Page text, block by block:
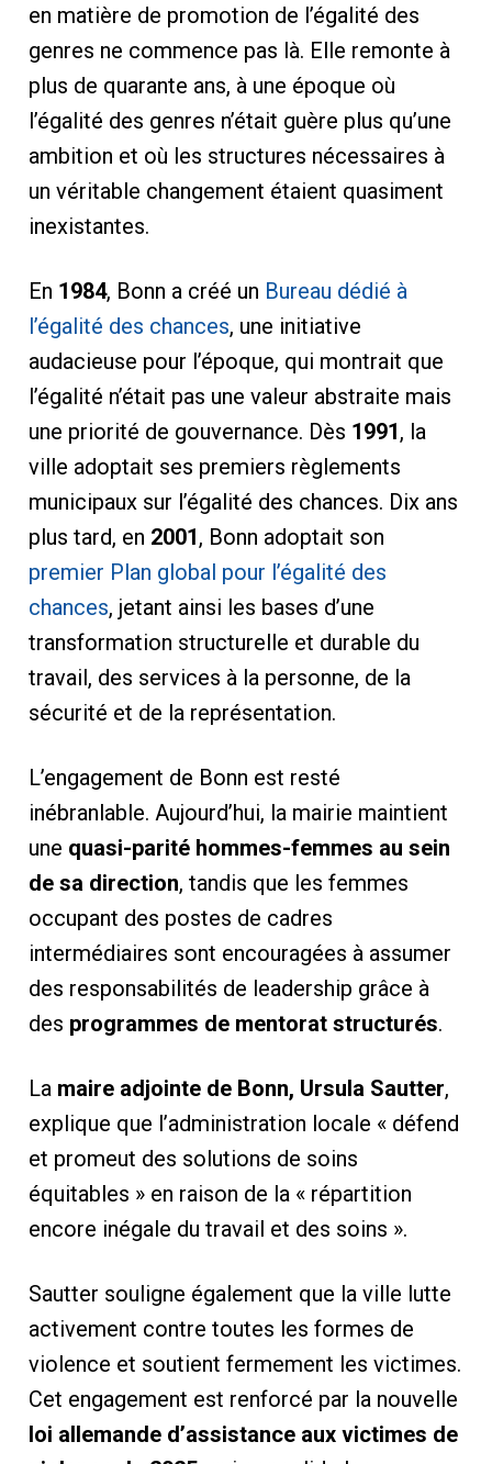
en matière de promotion de l’égalité des
genres ne commence pas là. Elle remonte à
plus de quarante ans, à une époque où
l’égalité des genres n’était guère plus qu’une
ambition et où les structures nécessaires à
un véritable changement étaient quasiment
inexistantes.
En 1984, Bonn a créé un Bureau dédié à
l’égalité des chances, une initiative
audacieuse pour l’époque, qui montrait que
l’égalité n’était pas une valeur abstraite mais
une priorité de gouvernance. Dès 1991, la
ville adoptait ses premiers règlements
municipaux sur l’égalité des chances. Dix ans
plus tard, en 2001, Bonn adoptait son
premier Plan global pour l’égalité des
chances, jetant ainsi les bases d’une
transformation structurelle et durable du
travail, des services à la personne, de la
sécurité et de la représentation.
L’engagement de Bonn est resté
inébranlable. Aujourd’hui, la mairie maintient
une quasi-parité hommes-femmes au sein
de sa direction, tandis que les femmes
occupant des postes de cadres
intermédiaires sont encouragées à assumer
des responsabilités de leadership grâce à
des programmes de mentorat structurés.
La maire adjointe de Bonn, Ursula Sautter,
explique que l’administration locale « défend
et promeut des solutions de soins
équitables » en raison de la « répartition
encore inégale du travail et des soins ».
Sautter souligne également que la ville lutte
activement contre toutes les formes de
violence et soutient fermement les victimes.
Cet engagement est renforcé par la nouvelle
loi allemande d’assistance aux victimes de